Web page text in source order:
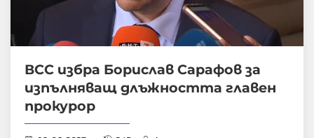
ВСС избра Борислав Сарафов за
изпълняващ длъжността главен
прокурор